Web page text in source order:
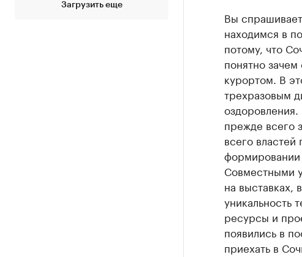
Загрузить еще
Вы
находимся в
потому, что
понятно
курортом. В
трехразовым
прежде всего
всего
формировании
Совместными
на выставках,
уникальность
ресурсы и
появились в
приехать в